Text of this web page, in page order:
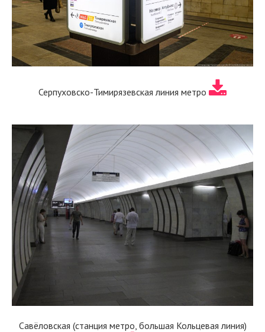
Серпуховско-Тимирязевская линия метро
Савёловская (станция метро, большая Кольцевая линия)